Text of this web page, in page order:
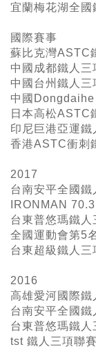
宜蘭梅花湖全國
國際賽事
蘇比克灣ASTC
中國成都鐵人三
中國台州鐵人三
中國
日本高松ASTC
印尼巨港亞運鐵
香港ASTC衝刺
2017
台南安平全國
IRONMAN
台東普悠瑪鐵人
全國運動會第5
台東超級鐵人三
2016
高雄愛河國際鐵
台南安平全國
台東普悠瑪鐵人
tst 鐵人三項聯